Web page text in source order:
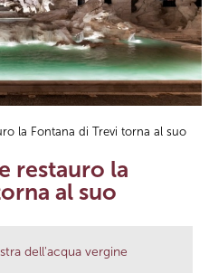
la Fontana di Trevi torna al suo
restauro la
al suo
dell'acqua vergine